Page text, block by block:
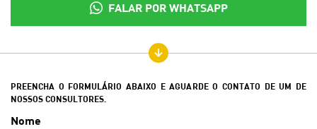
FALAR POR WHATSAPP
PREENCHA O FORMULÁRIO ABAIXO E AGUARDE O CONTATO DE UM DE
NOSSOS CONSULTORES.
Nome